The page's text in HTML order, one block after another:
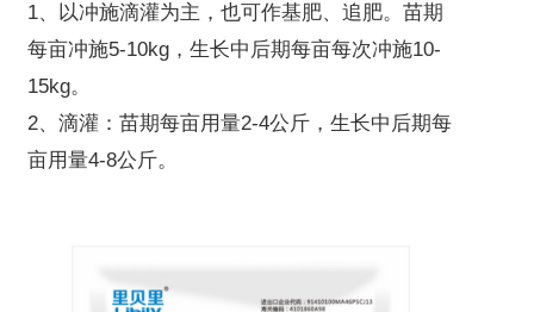
1、以冲施滴灌为主，也可作基肥、追肥。苗期
每亩冲施5-10kg，生长中后期每亩每次冲施10-
15kg。
2、滴灌：苗期每亩用量2-4公斤，生长中后期每
亩用量4-8公斤。